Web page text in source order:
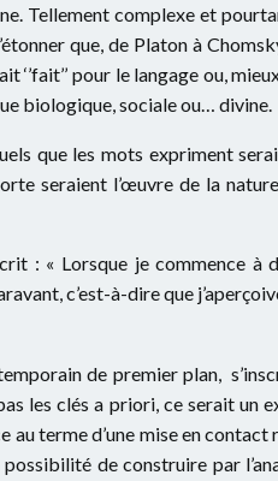
Tellement complexe et
que, de Platon à
‘’fait’’ pour le langage ou,
biologique, sociale ou… divine.
que les mots expriment
seraient l’œuvre de la
: « Lorsque je commence
c’est-à-dire que
de premier plan,
les clés a priori, ce serait
terme d’une mise en
de construire par